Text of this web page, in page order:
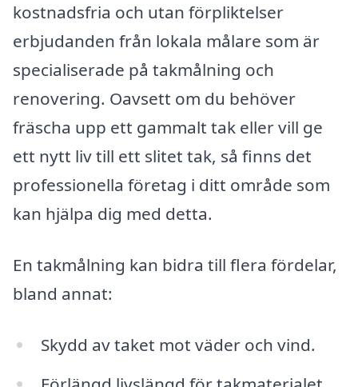
kostnadsfria och utan förpliktelser
erbjudanden från lokala målare som är
specialiserade på takmålning och
renovering. Oavsett om du behöver
fräscha upp ett gammalt tak eller vill ge
ett nytt liv till ett slitet tak, så finns det
professionella företag i ditt område som
kan hjälpa dig med detta.
En takmålning kan bidra till flera fördelar,
bland annat:
Skydd av taket mot väder och vind.